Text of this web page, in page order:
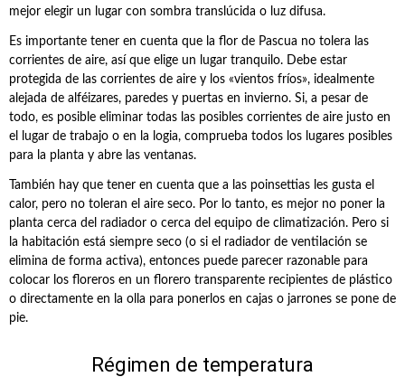
mejor elegir un lugar con sombra translúcida o luz difusa.
Es importante tener en cuenta que la flor de Pascua no tolera las
corrientes de aire, así que elige un lugar tranquilo. Debe estar
protegida de las corrientes de aire y los «vientos fríos», idealmente
alejada de alféizares, paredes y puertas en invierno. Si, a pesar de
todo, es posible eliminar todas las posibles corrientes de aire justo en
el lugar de trabajo o en la logia, comprueba todos los lugares posibles
para la planta y abre las ventanas.
También hay que tener en cuenta que a las poinsettias les gusta el
calor, pero no toleran el aire seco. Por lo tanto, es mejor no poner la
planta cerca del radiador o cerca del equipo de climatización. Pero si
la habitación está siempre seco (o si el radiador de ventilación se
elimina de forma activa), entonces puede parecer razonable para
colocar los floreros en un florero transparente recipientes de plástico
o directamente en la olla para ponerlos en cajas o jarrones se pone de
pie.
Régimen de temperatura